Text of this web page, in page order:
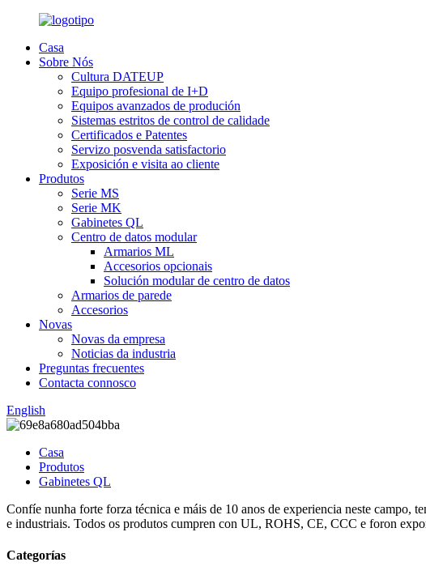
Casa
Sobre Nós
Cultura DATEUP
Equipo profesional de I+D
Equipos avanzados de produción
Sistemas estritos de control de calidade
Certificados e Patentes
Servizo posvenda satisfactorio
Exposición e visita ao cliente
Produtos
Serie MS
Serie MK
Gabinetes QL
Centro de datos modular
Armarios ML
Accesorios opcionais
Solución modular de centro de datos
Armarios de parede
Accesorios
Novas
Novas da empresa
Noticias da industria
Preguntas frecuentes
Contacta connosco
English
Casa
Produtos
Gabinetes QL
Confíe nunha forte forza técnica e máis de 10 anos de experiencia neste campo,
e industriais. Todos os produtos cumpren con UL, ROHS, CE, CCC e foron
Categorías